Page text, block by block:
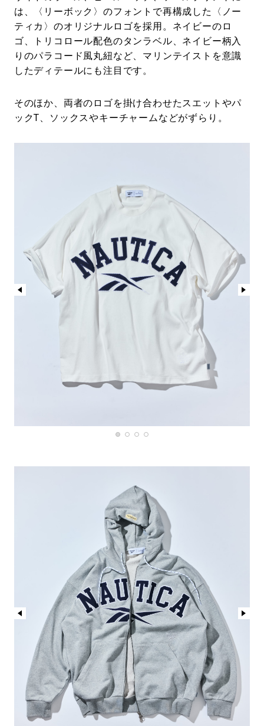
は、〈リーボック〉のフォントで再構成した〈ノー
ティカ〉のオリジナルロゴを採用。ネイビーのロ
ゴ、トリコロール配色のタンラベル、ネイビー柄入
りのパラコード風丸紐など、マリンテイストを意識
したディテールにも注目です。
そのほか、両者のロゴを掛け合わせたスエットやパ
ックT、ソックスやキーチャームなどがずらり。